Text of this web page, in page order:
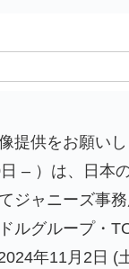
提供をお願い
– ）は、日本
ジャニーズ事
ルグループ・
年11月2日 (